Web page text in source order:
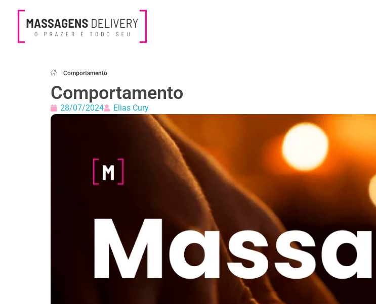
Comportamento
Comportamento
28/07/2024 Elias Cury